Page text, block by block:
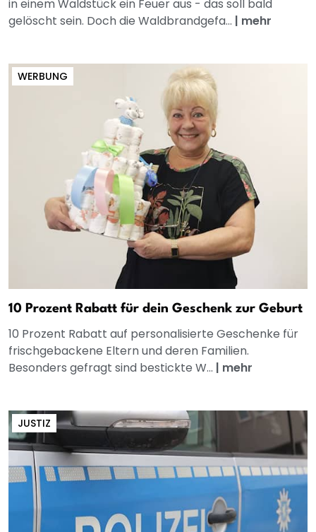
in einem Waldstück ein Feuer aus - das soll bald
gelöscht sein. Doch die Waldbrandgefa... | mehr
WERBUNG
10 Prozent Rabatt für dein Geschenk zur Geburt
10 Prozent Rabatt auf personalisierte Geschenke für
frischgebackene Eltern und deren Familien.
Besonders gefragt sind bestickte W... | mehr
JUSTIZ